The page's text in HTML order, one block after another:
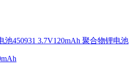
池450931 3.7V120mAh 聚合物锂电池